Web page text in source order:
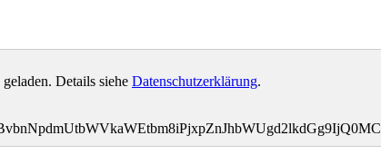
Details siehe Datenschutzerklärung.